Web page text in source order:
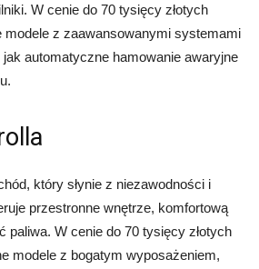
W cenie do 70 tysięcy złotych
modele z zaawansowanymi systemami
automatyczne hamowanie awaryjne
który słynie z niezawodności i
przestronne wnętrze, komfortową
paliwa. W cenie do 70 tysięcy złotych
modele z bogatym wyposażeniem,